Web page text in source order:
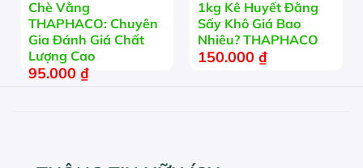
Chè Vằng
THAPHACO: Chuyên
Gia Đánh Giá Chất
Lượng Cao
95.000 ₫
1kg Kê Huyết Đằng
Sấy Khô Giá Bao
Nhiêu? THAPHACO
150.000 ₫